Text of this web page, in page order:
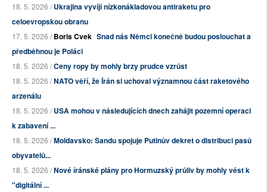
18. 5. 2026 /Ukrajina vyvíjí nízkonákladovou antiraketu pro
celoevropskou obranu
17. 5. 2026 /Boris Cvek Snad nás Němci konečně budou poslouchat a
předběhnou je Poláci
18. 5. 2026 /Ceny ropy by mohly brzy prudce vzrůst
18. 5. 2026 /NATO věří, že Írán si uchoval významnou část raketového
arzenálu
18. 5. 2026 /USA mohou v následujících dnech zahájit pozemní operaci
k zabavení ...
18. 5. 2026 /Moldavsko: Sandu spojuje Putinův dekret o distribuci pasů
obyvatelů...
18. 5. 2026 /Nové íránské plány pro Hormuzský průliv by mohly vést k
"digitální ...